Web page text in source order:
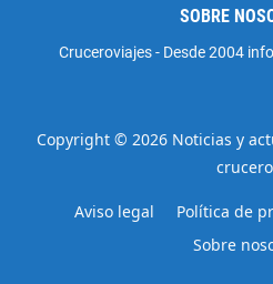
SOBRE
Cruceroviajes - Desde 2004
Copyright © 2026 Noticias y
Aviso legal Política de
Sobre